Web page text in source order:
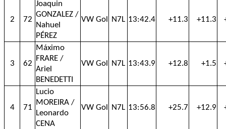
2 72
Joaquin
GONZALEZ /
Nahuel
PÉREZ
VW Gol N7L 13:42.4 +11.3 +11.3
3 62
Máximo
FRARE /
Ariel
BENEDETTI
VW Gol N7L 13:43.9 +12.8 +1.5
4 71
Lucio
MOREIRA /
Leonardo
CENA
VW Gol N7L 13:56.8 +25.7 +12.9